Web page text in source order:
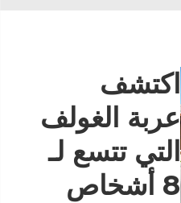
اكتشف
عربة الغولف
التي تتسع لـ
8 أشخاص